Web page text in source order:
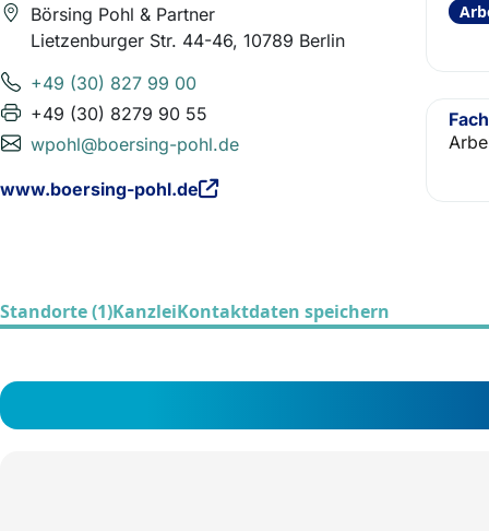
Börsing Pohl & Partner
Lietzenburger Str. 44-46, 10789 Berlin
+49 (30) 827 99 00
+49 (30) 8279 90 55
wpohl@boersing-pohl.de
www.boersing-pohl.de
Standorte (1)KanzleiKontaktdaten speichern